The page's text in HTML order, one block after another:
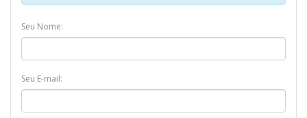
Seu Nome:
Seu E-mail: